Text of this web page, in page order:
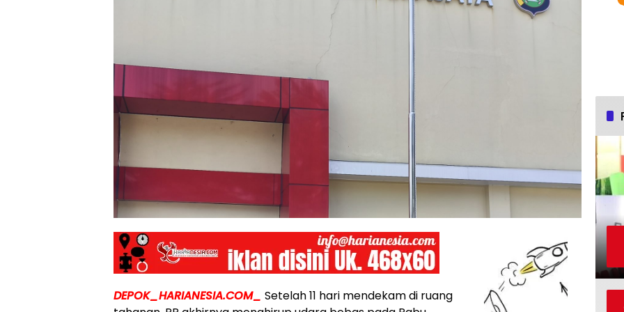
DEPOK_HARIANESIA.COM_ Setelah 11 hari mendekam di ruang